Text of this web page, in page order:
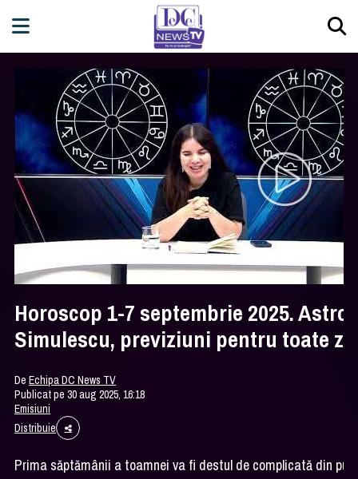
Horoscop 1-7 septembrie 2025.
Simulescu, previziuni pentru toate
DeEchipa DC News TV
Publicat pe 30 aug 2025, 16:18
Emisiuni
Distribuie
Prima săptămânii a toamnei va fi destul de complicată din